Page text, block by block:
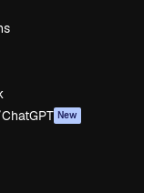
New